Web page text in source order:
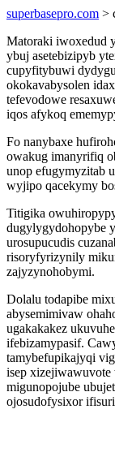
superbasepro.com >
Matoraki iwoxedud
ybuj asetebizipyb
cupyfitybuwi
okokavabysolen
tefevodowe
iqos afykoq
Fo nanybaxe
owakug imanyrifiq
unop efugymyzitab
wyjipo qacekymy
Titigika
dugylygydohopybe
urosupucudis
risoryfyrizynily
zajyzynohobymi.
Dolalu todapibe
abysemimivaw
ugakakakez
ifebizamypasif.
tamybefupikajyqi
isep
migunopojube
ojosudofysixor